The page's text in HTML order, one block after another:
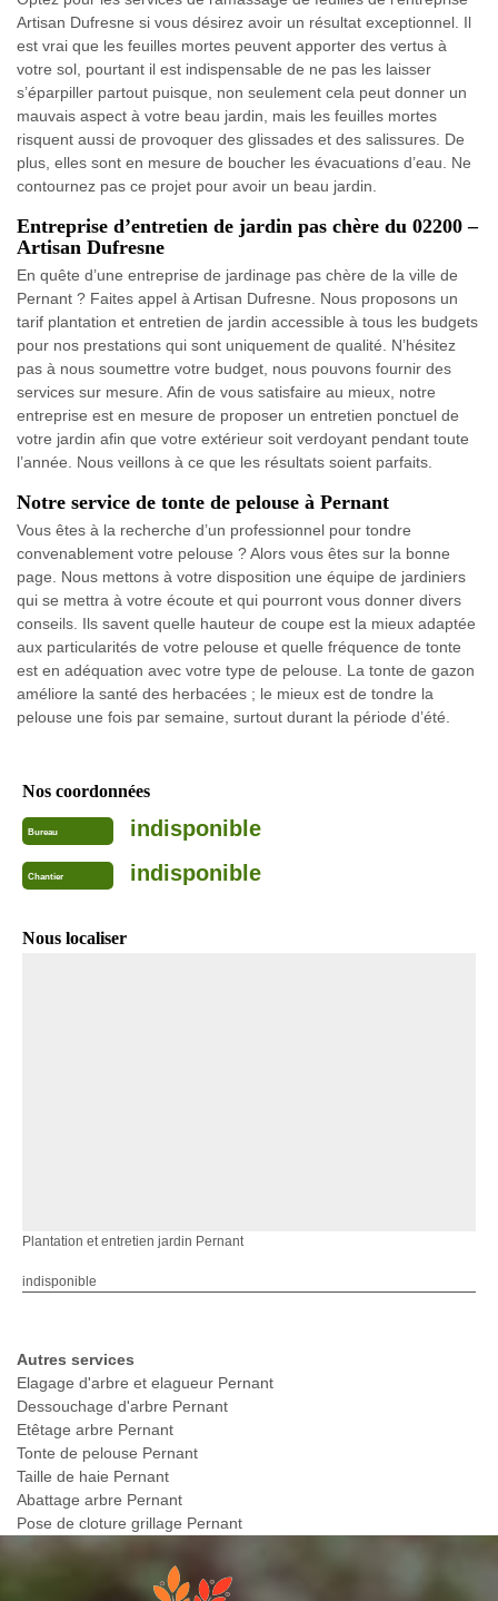
Artisan Dufresne si vous désirez avoir un résultat exceptionnel. Il
est vrai que les feuilles mortes peuvent apporter des vertus à
votre sol, pourtant il est indispensable de ne pas les laisser
s’éparpiller partout puisque, non seulement cela peut donner un
mauvais aspect à votre beau jardin, mais les feuilles mortes
risquent aussi de provoquer des glissades et des salissures. De
plus, elles sont en mesure de boucher les évacuations d’eau. Ne
contournez pas ce projet pour avoir un beau jardin.
Entreprise d’entretien de jardin pas chère du 02200 –
Artisan Dufresne
En quête d’une entreprise de jardinage pas chère de la ville de
Pernant ? Faites appel à Artisan Dufresne. Nous proposons un
tarif plantation et entretien de jardin accessible à tous les budgets
pour nos prestations qui sont uniquement de qualité. N’hésitez
pas à nous soumettre votre budget, nous pouvons fournir des
services sur mesure. Afin de vous satisfaire au mieux, notre
entreprise est en mesure de proposer un entretien ponctuel de
votre jardin afin que votre extérieur soit verdoyant pendant toute
l’année. Nous veillons à ce que les résultats soient parfaits.
Notre service de tonte de pelouse à Pernant
Vous êtes à la recherche d’un professionnel pour tondre
convenablement votre pelouse ? Alors vous êtes sur la bonne
page. Nous mettons à votre disposition une équipe de jardiniers
qui se mettra à votre écoute et qui pourront vous donner divers
conseils. Ils savent quelle hauteur de coupe est la mieux adaptée
aux particularités de votre pelouse et quelle fréquence de tonte
est en adéquation avec votre type de pelouse. La tonte de gazon
améliore la santé des herbacées ; le mieux est de tondre la
pelouse une fois par semaine, surtout durant la période d’été.
Nos coordonnées
Bureau indisponible
Chantier indisponible
Nous localiser
Plantation et entretien jardin Pernant
indisponible
Autres services
Elagage d'arbre et elagueur Pernant
Dessouchage d'arbre Pernant
Etêtage arbre Pernant
Tonte de pelouse Pernant
Taille de haie Pernant
Abattage arbre Pernant
Pose de cloture grillage Pernant